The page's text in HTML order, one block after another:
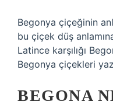
Begonya çiçeğinin
bu çiçek düş
Latince karşılığı
Begonya çiçekleri
BEGONA